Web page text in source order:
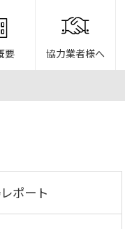
要 協力業者様へ
ポート